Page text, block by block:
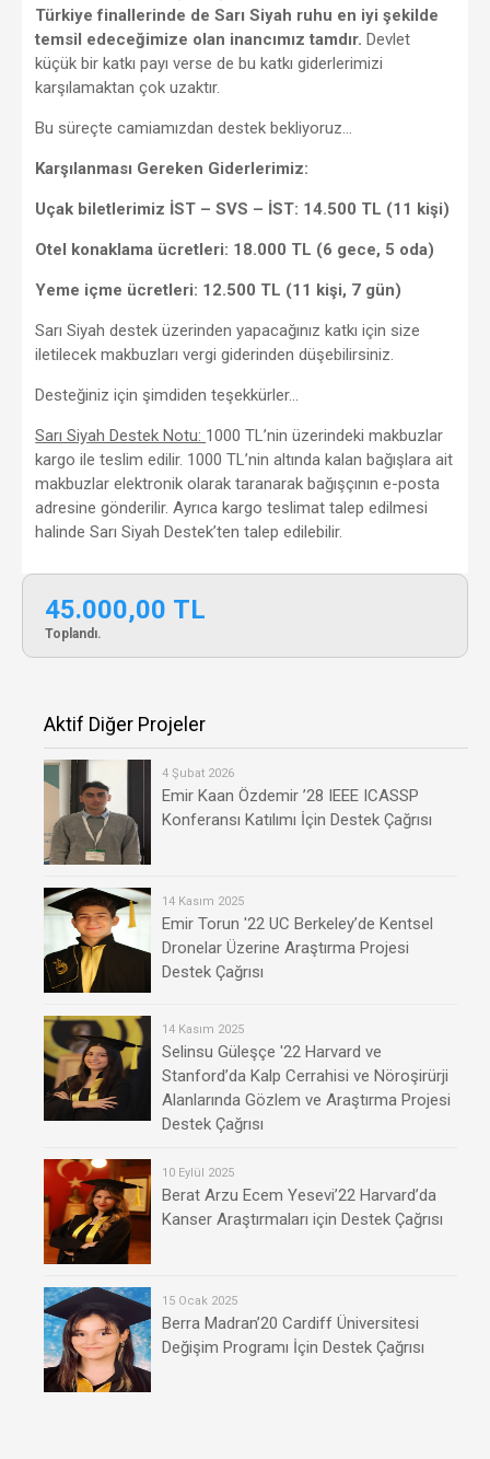
Türkiye finallerinde de Sarı Siyah ruhu en iyi şekilde
temsil edeceğimize olan inancımız tamdır.Devlet
küçük bir katkı payı verse de bu katkı giderlerimizi
karşılamaktan çok uzaktır.
Bu süreçte camiamızdan destek bekliyoruz…
Karşılanması Gereken Giderlerimiz:
Uçak biletlerimiz İST – SVS – İST: 14.500 TL (11 kişi)
Otel konaklama ücretleri: 18.000 TL (6 gece, 5 oda)
Yeme içme ücretleri: 12.500 TL (11 kişi, 7 gün)
Sarı Siyah destek üzerinden yapacağınız katkı için size
iletilecek makbuzları vergi giderinden düşebilirsiniz.
Desteğiniz için şimdiden teşekkürler…
Sarı Siyah Destek Notu: 1000 TL’nin üzerindeki makbuzlar
kargo ile teslim edilir. 1000 TL’nin altında kalan bağışlara ait
makbuzlar elektronik olarak taranarak bağışçının e-posta
adresine gönderilir. Ayrıca kargo teslimat talep edilmesi
halinde Sarı Siyah Destek’ten talep edilebilir.
45.000,00 TL
Toplandı.
Aktif Diğer Projeler
4 Şubat 2026
Emir Kaan Özdemir ’28 IEEE ICASSP
Konferansı Katılımı İçin Destek Çağrısı
14 Kasım 2025
Emir Torun '22 UC Berkeley’de Kentsel
Dronelar Üzerine Araştırma Projesi
Destek Çağrısı
14 Kasım 2025
Selinsu Güleşçe '22 Harvard ve
Stanford’da Kalp Cerrahisi ve Nöroşirürji
Alanlarında Gözlem ve Araştırma Projesi
Destek Çağrısı
10 Eylül 2025
Berat Arzu Ecem Yesevi’22 Harvard’da
Kanser Araştırmaları için Destek Çağrısı
15 Ocak 2025
Berra Madran’20 Cardiff Üniversitesi
Değişim Programı İçin Destek Çağrısı